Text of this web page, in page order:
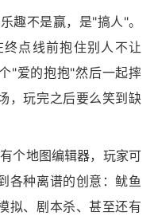
趣不是赢，是"搞人"。
点线前抱住别人不让
"爱的抱抱"然后一起摔
，玩完之后要么笑到缺
个地图编辑器，玩家可
各种离谱的创意：鱿鱼
拟、剧本杀、甚至还有